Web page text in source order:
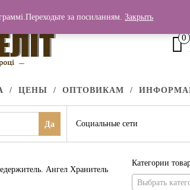
0
ЦЕНЫ ОПТОВИКАМ
Да Социальные сети
Ангел Хранитель
Категории
Выбрать
за посиланням. Закрыть